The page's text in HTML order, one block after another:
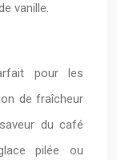
vanille.
pour les
de fraîcheur
du café
pilée ou